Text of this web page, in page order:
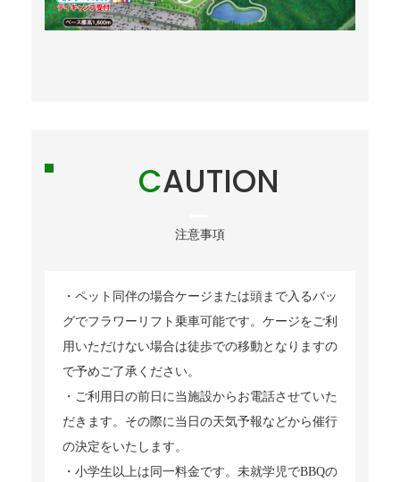
CAUTION
注意事項
・ペット同伴の場合ケージまたは頭まで入るバッ
グでフラワーリフト乗車可能です。ケージをご利
用いただけない場合は徒歩での移動となりますの
で予めご了承ください。
・ご利用日の前日に当施設からお電話させていた
だきます。その際に当日の天気予報などから催行
の決定をいたします。
・小学生以上は同一料金です。未就学児でBBQの